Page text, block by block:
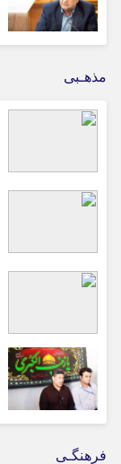
مذهـبی
فرهنگـی